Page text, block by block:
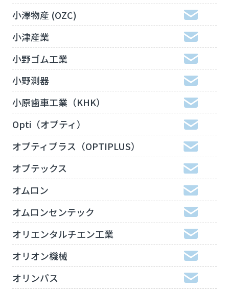
小澤物産 (OZC)
小津産業
小野ゴム工業
小野測器
小原歯車工業（KHK）
Opti（オプティ）
オプティプラス（OPTIPLUS）
オプテックス
オムロン
オムロンセンテック
オリエンタルチエン工業
オリオン機械
オリンパス